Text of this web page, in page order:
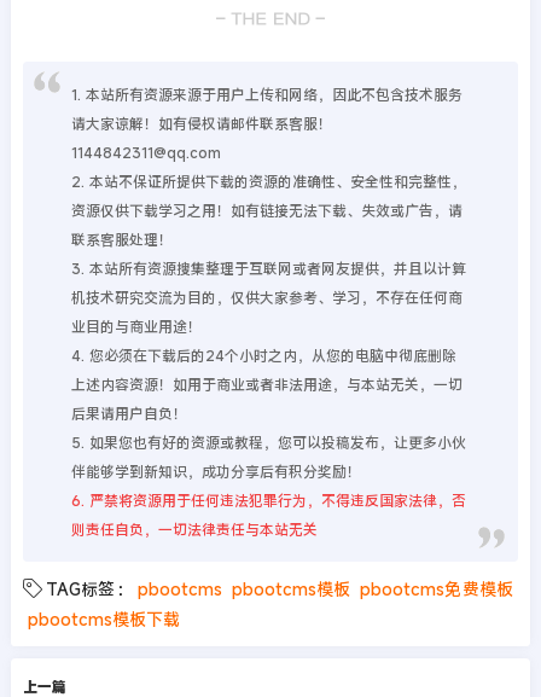
1. 本站所有资源来源于用户上传和网络，因此不包含技术服务
请大家谅解！如有侵权请邮件联系客服！
1144842311@qq.com
2. 本站不保证所提供下载的资源的准确性、安全性和完整性，
资源仅供下载学习之用！如有链接无法下载、失效或广告，请
联系客服处理！
3. 本站所有资源搜集整理于互联网或者网友提供，并且以计算
机技术研究交流为目的，仅供大家参考、学习，不存在任何商
业目的与商业用途！
4. 您必须在下载后的24个小时之内，从您的电脑中彻底删除
上述内容资源！如用于商业或者非法用途，与本站无关，一切
后果请用户自负！
5. 如果您也有好的资源或教程，您可以投稿发布，让更多小伙
伴能够学到新知识，成功分享后有积分奖励！
6. 严禁将资源用于任何违法犯罪行为，不得违反国家法律，否
则责任自负，一切法律责任与本站无关
TAG标签： pbootcms pbootcms模板 pbootcms免费模板
pbootcms模板下载
上一篇